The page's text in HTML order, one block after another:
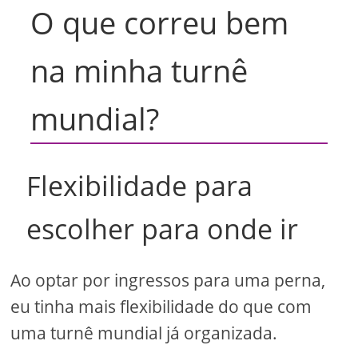
O que correu bem
na minha turnê
mundial?
Flexibilidade para
escolher para onde ir
Ao optar por ingressos para uma perna,
eu tinha mais flexibilidade do que com
uma turnê mundial já organizada.